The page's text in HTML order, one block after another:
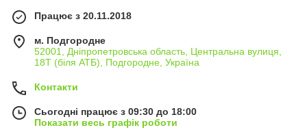
Працює з 20.11.2018
м. Подгородне
52001, Дніпропетровська область, Центральна вулиця,
18Т (біля АТБ), Подгородне, Україна
Контакти
Сьогодні працює з 09:30 до 18:00
Показати весь графік роботи